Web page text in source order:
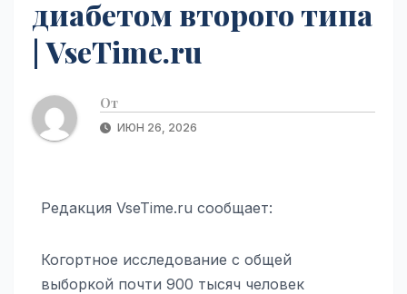
диабетом второго типа
| VseTime.ru
От
ИЮН 26, 2026
Редакция VseTime.ru сообщает:
Когортное исследование с общей
выборкой почти 900 тысяч человек